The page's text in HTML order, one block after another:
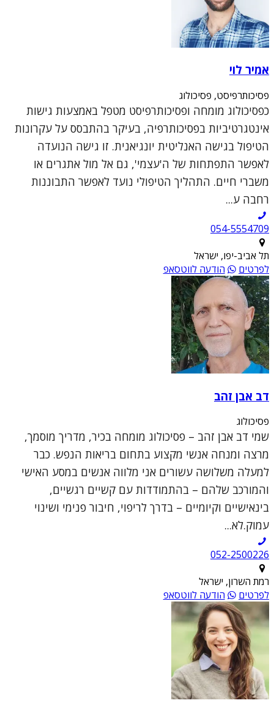
אמיר לוי
פסיכותרפיסט, פסיכולוג
כפסיכולוג מומחה ופסיכותרפיסט מטפל באמצעות גישות
אינטגרטיביות בפסיכותרפיה, בעיקר בהתבסס על עקרונות
הטיפול בגישה האנליטית יונגיאנית. זו גישה הנועדה
לאפשר התפתחות של ה'עצמי', גם אל מול אתגרים או
משברי חיים. התהליך הטיפולי נועד לאפשר התבוננות
רחבה ע...
054-5554709
תל אביב-יפו, ישראל
לפרטים
הודעה לווטסאפ
דב אבן זהב
פסיכולוג
שמי דב אבן זהב – פסיכולוג מומחה בכיר, מדריך מוסמך,
מרצה ומנחה אנשי מקצוע בתחום בריאות הנפש. כבר
למעלה משלושה עשורים אני מלווה אנשים במסע האישי
והמורכב שלהם – בהתמודדות עם קשיים רגשיים,
בינאישיים וקיומיים – בדרך לריפוי, חיבור פנימי ושינוי
עמוק.לא...
052-2500226
רמת השרון, ישראל
לפרטים
הודעה לווטסאפ